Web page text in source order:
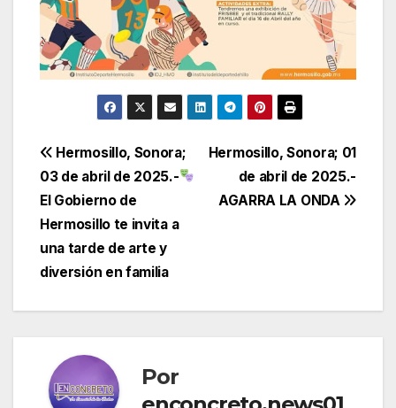
Navegación
de
entradas
Hermosillo, Sonora; 01
de abril de 2025.-
AGARRA LA ONDA
Hermosillo, Sonora;
03 de abril de 2025.-
El Gobierno de
Hermosillo te invita a
una tarde de arte y
diversión en familia
Por